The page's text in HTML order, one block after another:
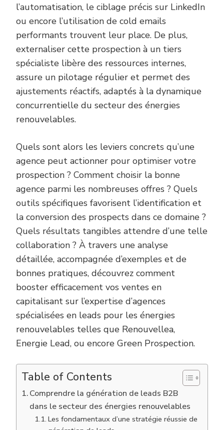
l’automatisation, le ciblage précis sur LinkedIn
ou encore l’utilisation de cold emails
performants trouvent leur place. De plus,
externaliser cette prospection à un tiers
spécialiste libère des ressources internes,
assure un pilotage régulier et permet des
ajustements réactifs, adaptés à la dynamique
concurrentielle du secteur des énergies
renouvelables.
Quels sont alors les leviers concrets qu’une
agence peut actionner pour optimiser votre
prospection ? Comment choisir la bonne
agence parmi les nombreuses offres ? Quels
outils spécifiques favorisent l’identification et
la conversion des prospects dans ce domaine ?
Quels résultats tangibles attendre d’une telle
collaboration ? À travers une analyse
détaillée, accompagnée d’exemples et de
bonnes pratiques, découvrez comment
booster efficacement vos ventes en
capitalisant sur l’expertise d’agences
spécialisées en leads pour les énergies
renouvelables telles que Renouvellea,
Energie Lead, ou encore Green Prospection.
Table of Contents
Comprendre la génération de leads B2B
dans le secteur des énergies renouvelables
Les fondamentaux d’une stratégie réussie de